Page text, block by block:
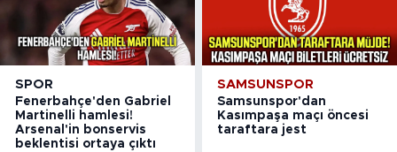
SPOR
Fenerbahçe'den Gabriel
Martinelli hamlesi!
Arsenal'in bonservis
beklentisi ortaya çıktı
SAMSUNSPOR
Samsunspor'dan
Kasımpaşa maçı öncesi
taraftara jest